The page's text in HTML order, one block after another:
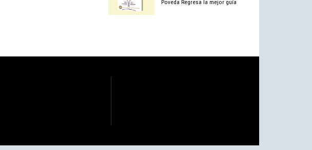
Poveda Regresa la mejor guía